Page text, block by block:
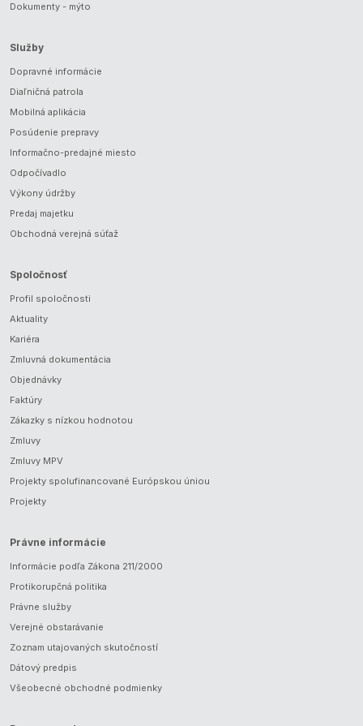
Dokumenty - mýto
Služby
Dopravné informácie
Diaľničná patrola
Mobilná aplikácia
Posúdenie prepravy
Informačno-predajné miesto
Odpočívadlo
Výkony údržby
Predaj majetku
Obchodná verejná súťaž
Spoločnosť
Profil spoločnosti
Aktuality
Kariéra
Zmluvná dokumentácia
Objednávky
Faktúry
Zákazky s nízkou hodnotou
Zmluvy
Zmluvy MPV
Projekty spolufinancované Európskou úniou
Projekty
Právne informácie
Informácie podľa Zákona 211/2000
Protikorupčná politika
Právne služby
Verejné obstarávanie
Zoznam utajovaných skutočností
Dátový predpis
Všeobecné obchodné podmienky